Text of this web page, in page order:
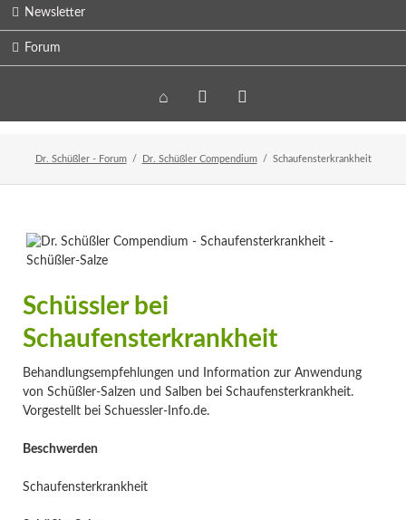
Newsletter
Forum
Home Veranstaltungen
Newsletter
Dr. Schüßler - Forum Dr. Schüßler Compendium Schaufensterkrankheit
Schüssler bei
Schaufensterkrankheit
Behandlungsempfehlungen und Information zur Anwendung
von Schüßler-Salzen und Salben bei Schaufensterkrankheit.
Vorgestellt bei Schuessler-Info.de.
Beschwerden
Schaufensterkrankheit